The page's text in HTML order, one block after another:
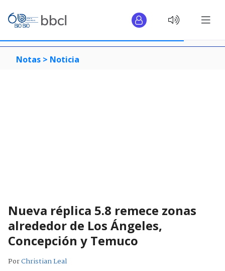
Notas > Noticia
Nueva réplica 5.8 remece zonas
alrededor de Los Ángeles,
Concepción y Temuco
PorChristian Leal